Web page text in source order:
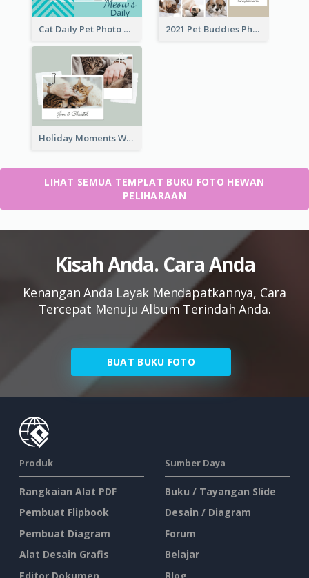
Cat Daily Pet Photo Book Details 2021 Pet Buddies Photo Book
Holiday Moments With Pets Photo Book
LIHAT SEMUA TEMPLAT BUKU FOTO HEWAN
PELIHARAAN
Kisah Anda. Cara Anda
Kenangan Anda Layak Mendapatkannya, Cara
Tercepat Menuju Album Terindah Anda.
BUAT BUKU FOTO
Produk
Rangkaian Alat PDF
Pembuat Flipbook
Pembuat Diagram
Alat Desain Grafis
Sumber Daya
Buku / Tayangan Slide
Desain / Diagram
Forum
Belajar